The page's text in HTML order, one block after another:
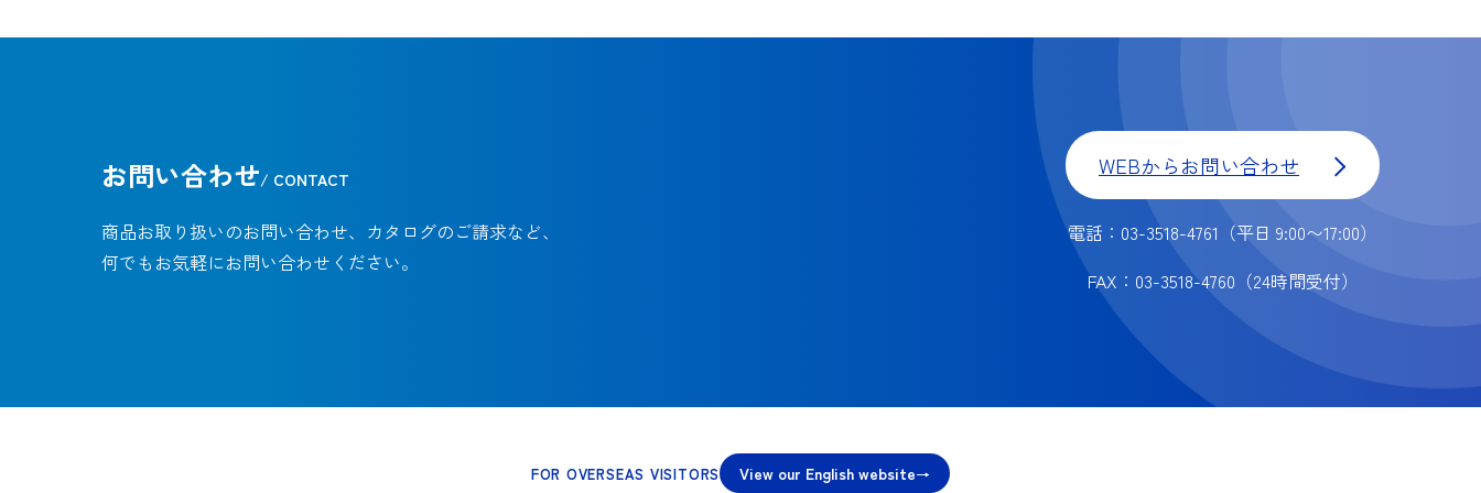
お問い合わせ/ CONTACT
商品お取り扱いのお問い合わせ、カタログのご請求など、
何でもお気軽にお問い合わせください。
WEBからお問い合わせ
電話：03-3518-4761 （平日 9:00〜17:00）
FAX：03-3518-4760 （24時間受付）
FOR OVERSEAS VISITORS View our English website